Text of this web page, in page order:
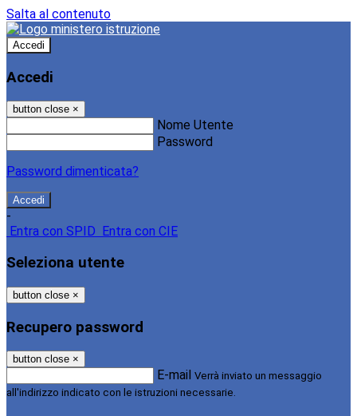
Salta al contenuto
Accedi
Accedi
button close ×
Nome Utente
Password
Password dimenticata?
-
Entra con SPID
Entra con CIE
Seleziona utente
button close ×
Recupero password
button close ×
E-mail Verrà inviato un messaggio
all'indirizzo indicato con le istruzioni necessarie.